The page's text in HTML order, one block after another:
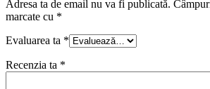
Adresa ta de email nu va fi publicată.
marcate cu *
Evaluarea ta *
Recenzia ta *